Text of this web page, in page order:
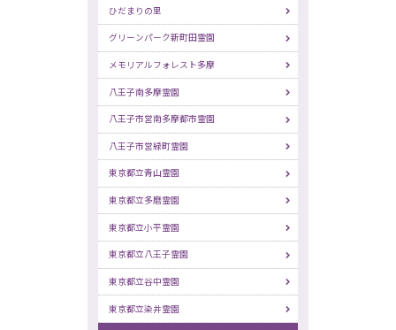
ひだまりの里
グリーンパーク新町田霊園
メモリアルフォレスト多摩
八王子南多摩霊園
八王子市営南多摩都市霊園
八王子市営緑町霊園
東京都立青山霊園
東京都立多磨霊園
東京都立小平霊園
東京都立八王子霊園
東京都立谷中霊園
東京都立染井霊園